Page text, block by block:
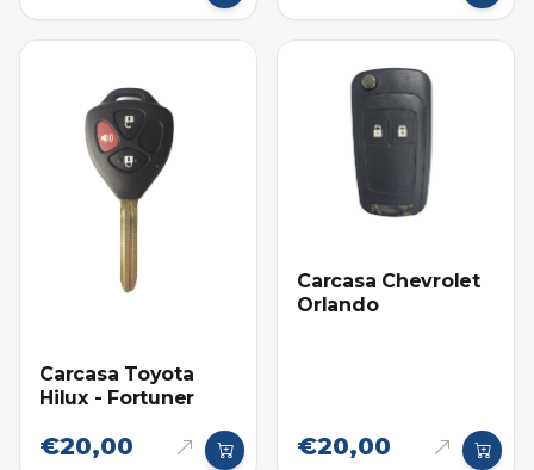
Carcasa Toyota
Hilux - Fortuner
€20,00
Carcasa Chevrolet
Orlando
€20,00